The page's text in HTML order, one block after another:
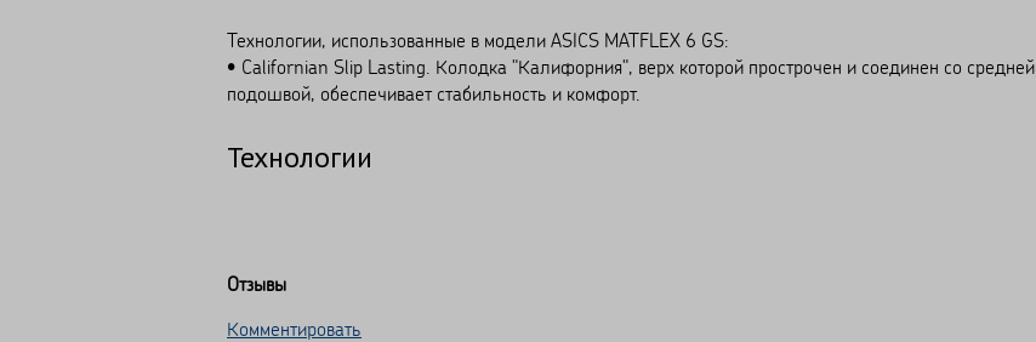
Технологии, использованные в модели ASICS MATFLEX 6 GS:
• Californian Slip Lasting. Колодка "Калифорния", верх которой прострочен и соединен со средней
подошвой, обеспечивает стабильность и комфорт.
Технологии
Отзывы
Комментировать